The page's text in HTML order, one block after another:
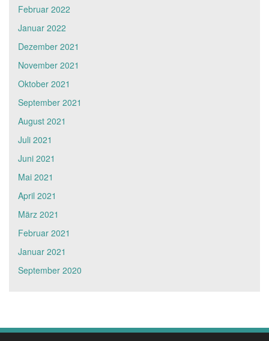
Februar 2022
Januar 2022
Dezember 2021
November 2021
Oktober 2021
September 2021
August 2021
Juli 2021
Juni 2021
Mai 2021
April 2021
März 2021
Februar 2021
Januar 2021
September 2020